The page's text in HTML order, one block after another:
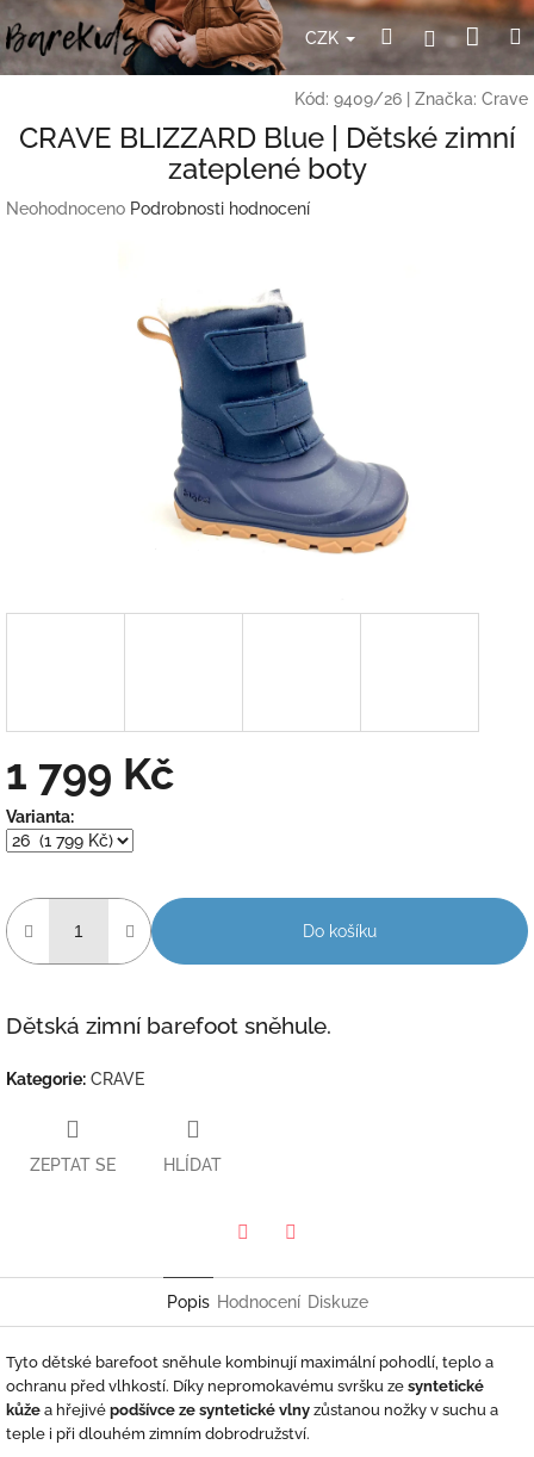
Přejít
na
obsah
CZK HledatPřihlášení
Kód: 9409/26 Značka: Crave
CRAVE BLIZZARD Blue | Dětské zimní
zateplené boty
Průměrné
Neohodnoceno Podrobnosti hodnocení
1 799 Kč
Měrná
cena:
Varianta:
Do košíku
Dětská zimní barefoot sněhule.
Kategorie: CRAVE
ZEPTAT SE HLÍDAT
Popis Hodnocení Diskuze
Tyto dětské barefoot sněhule kombinují maximální pohodlí, teplo a
ochranu před vlhkostí. Díky nepromokavému svršku zesyntetické
kůžea hřejivépodšívce ze syntetické vlnyzůstanou nožky v suchu a
teple i při dlouhém zimním dobrodružství.